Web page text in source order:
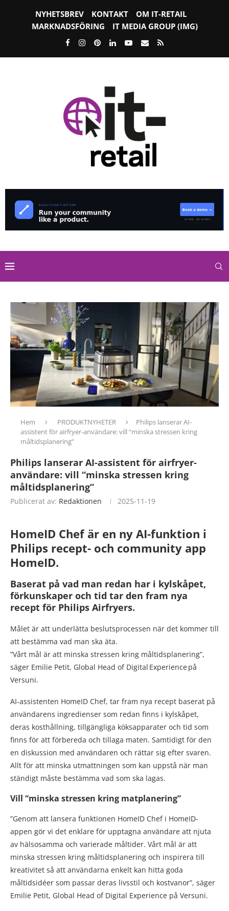
NYHETSBREV KONTAKT
OM IT-RETAIL
MARKNADSFÖRING
IT MEDIA GROUP (IMG)
Hem PRODUKTNYHETER
Philips lanserar AI-
assistent för airfryer-användare: vill “minska stressen kring
måltidsplanering”
Philips lanserar AI-assistent för airfryer-
användare: vill “minska stressen kring
måltidsplanering”
Publicerat av: Redaktionen 2025-11-19
HomeID Chef är en ny AI-funktion i
Philips recept- och community app
HomeID.
Baserat på vad man redan har i kylskåpet,
förkunskaper och tid tar den fram nya
recept för Philips Airfryers.
Målet är att underlätta beslutsprocessen när det kommer till
att bestämma vad man ska äta.
”Vårt mål är att minska stressen kring måltidsplanering”,
säger Emilie Petit, Global Head of Digital Experience på
Versuni.
AI-assistenten HomeID Chef, tar fram nya recept baserat på
användarens ingredienser som redan finns i kylskåpet,
deras kosthållning, tillgängliga köksapparater och tid som
finns för att förbereda och tillaga maten. Samtidigt för den
en diskussion med användaren och rättar sig efter svaren.
Allt för att minska utmattningen som kan uppstå när man
ständigt måste bestämma vad som ska lagas.
Vill “minska stressen kring matplanering”
”Genom att lansera funktionen HomeID Chef i HomeID-
appen gör vi det enklare för upptagna användare att njuta
av hälsosamma och varierade måltider. Vårt mål är att
minska stressen kring måltidsplanering och inspirera till
kreativitet så att användarna enkelt kan hitta goda
måltidsidéer som passar deras livsstil och kostvanor”, säger
Emilie Petit, Global Head of Digital Experience på Versuni.